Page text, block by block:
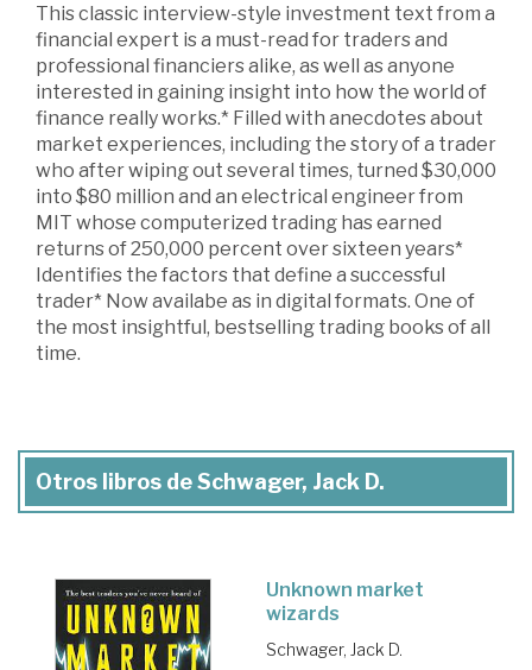
This classic interview-style investment text from a
financial expert is a must-read for traders and
professional financiers alike, as well as anyone
interested in gaining insight into how the world of
finance really works.* Filled with anecdotes about
market experiences, including the story of a trader
who after wiping out several times, turned $30,000
into $80 million and an electrical engineer from
MIT whose computerized trading has earned
returns of 250,000 percent over sixteen years*
Identifies the factors that define a successful
trader* Now availabe as in digital formats. One of
the most insightful, bestselling trading books of all
time.
Otros libros de Schwager, Jack D.
Unknown market
wizards
Schwager, Jack D.